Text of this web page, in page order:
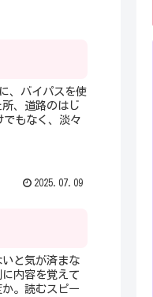
、バイパスを使
、道路のはじ
もなく、淡々
2025.07.09
と気が済まな
内容を覚えて
。読むスピー